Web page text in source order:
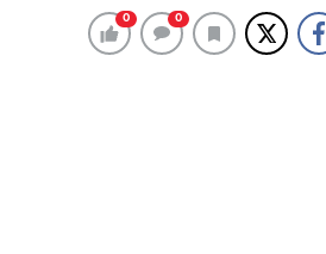
0 0